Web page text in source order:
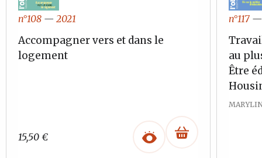
n°108 — 2021
Accompagner vers et dans le
logement
15,50 €
n°117
au
Être